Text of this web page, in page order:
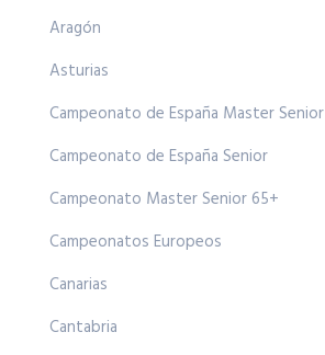
Aragón
Asturias
Campeonato de España Master Senior
Campeonato de España Senior
Campeonato Master Senior 65+
Campeonatos Europeos
Canarias
Cantabria